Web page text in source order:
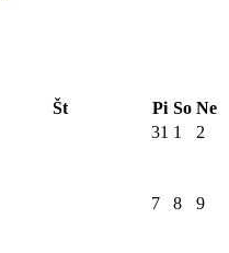
Št Pi So Ne
31 1
2
7 8 9